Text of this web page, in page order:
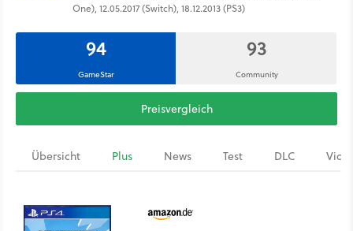
One), 12.05.2017 (Switch), 18.12.2013 (PS3)
94
GameStar
93
Community
Preisvergleich
Übersicht Plus News Test DLC